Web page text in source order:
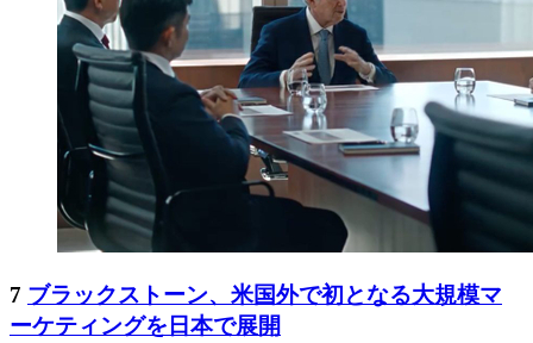
7 ブラックストーン、米国外で初となる大規模マ
ーケティングを日本で展開